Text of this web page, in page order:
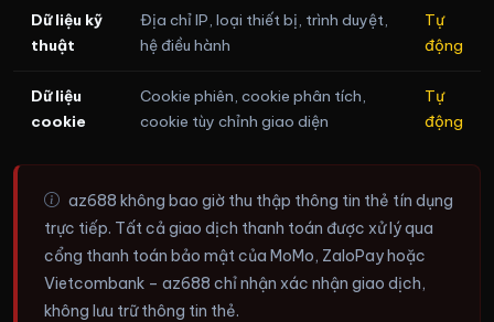
Dữ liệu kỹ
thuật
Địa chỉ IP, loại thiết bị, trình duyệt,
hệ điều hành
Tự
động
Dữ liệu
cookie
Cookie phiên, cookie phân tích,
cookie tùy chỉnh giao diện
Tự
động
az688 không bao giờ thu thập thông tin thẻ tín dụng
trực tiếp. Tất cả giao dịch thanh toán được xử lý qua
cổng thanh toán bảo mật của MoMo, ZaloPay hoặc
Vietcombank – az688 chỉ nhận xác nhận giao dịch,
không lưu trữ thông tin thẻ.